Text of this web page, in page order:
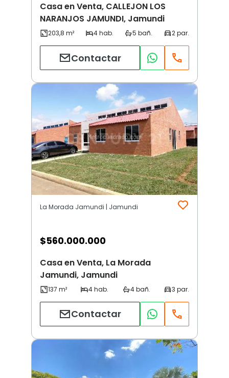
Casa en Venta, CALLEJON LOS
NARANJOS JAMUNDI, Jamundi
Contactar
La Morada Jamundi | Jamundi
$560.000.000
Casa en Venta, La Morada
Jamundi, Jamundi
Contactar